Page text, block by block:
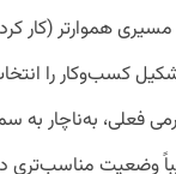
مسیری هموار‌تر
کسب‌و‌کار را
فعلی، به‌ناچار
وضعیت مناسب‌تری